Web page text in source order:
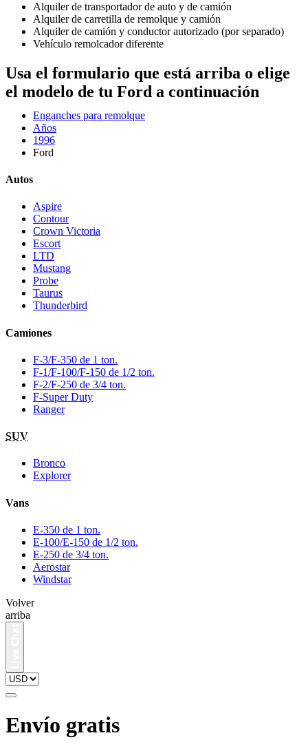
Alquiler de transportador de auto y de camión
Alquiler de carretilla de remolque y camión
Alquiler de camión y conductor autorizado (por separado)
Vehículo remolcador diferente
Usa el formulario que está arriba o elige
el modelo de tu Ford a continuación
Enganches para remolque
Años
1996
Ford
Autos
Aspire
Contour
Crown Victoria
Escort
LTD
Mustang
Probe
Taurus
Thunderbird
Camiones
F-3/F-350 de 1 ton.
F-1/F-100/F-150 de 1/2 ton.
F-2/F-250 de 3/4 ton.
F-Super Duty
Ranger
SUV
Bronco
Explorer
Vans
E-350 de 1 ton.
E-100/E-150 de 1/2 ton.
E-250 de 3/4 ton.
Aerostar
Windstar
Volver
arriba
Envío gratis